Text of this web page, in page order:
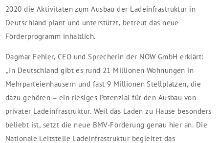
2020 die Aktivitäten zum Ausbau der Ladeinfrastruktur in
Deutschland plant und unterstützt, betreut das neue
Förderprogramm inhaltlich.
Dagmar Fehler, CEO und Sprecherin der NOW GmbH erklärt:
„In Deutschland gibt es rund 21 Millionen Wohnungen in
Mehrparteienhäusern und fast 9 Millionen Stellplätzen, die
dazu gehören – ein riesiges Potenzial für den Ausbau von
privater Ladeinfrastruktur. Weil das Laden zu Hause besonders
beliebt ist, setzt die neue BMV-Förderung genau hier an. Die
Nationale Leitstelle Ladeinfrastruktur begleitet das